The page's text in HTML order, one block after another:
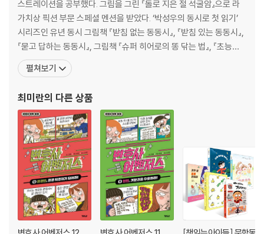
스트레이션을 공부했다. 그림을 그린 『돌로 지은 절 석굴암』으로 라
가치상 픽션 부문 스페셜 멘션을 받았다. ‘박성우의 동시로 첫 읽기’
시리즈인 유년 동시 그림책 『받침 없는 동동시』, 『받침 있는 동동시』,
『묻고 답하는 동동시』, 그림책 『슈퍼 히어로의 똥 닦는 법』, 『초능력』,
동화 ‘삼백이의 칠일장’ 시리즈, 『겁보 만보』, 『탁구장의 사회생활 1,
2』, 『이야기 귀신이 와르릉와르릉 1, 2』, 동시집 『글자동물원』, 어린
『우리는 집지킴이
펼쳐보기
최미란의 다른 상품